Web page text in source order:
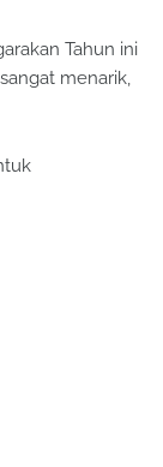
Tahun ini
menarik,